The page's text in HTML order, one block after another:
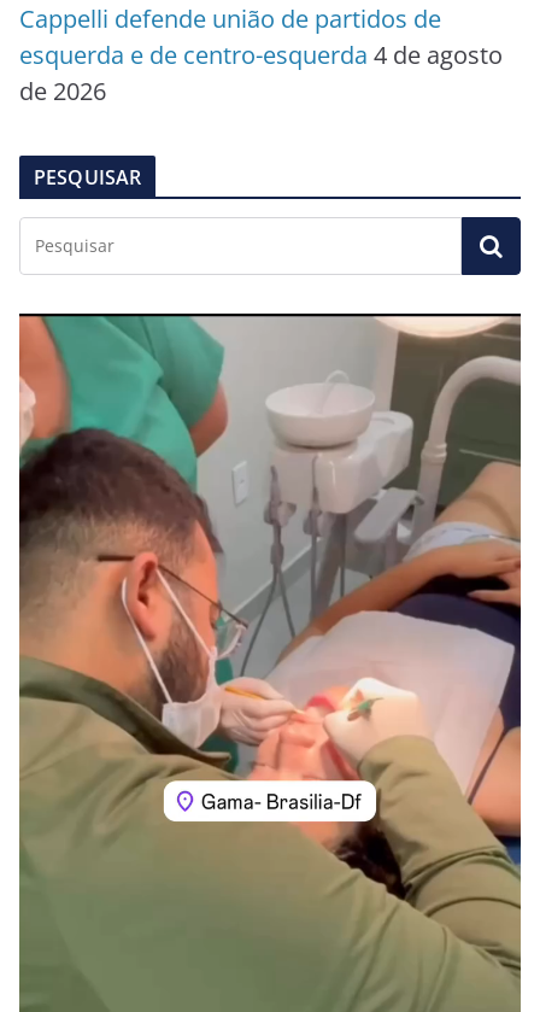
Cappelli defende união de partidos de
esquerda e de centro-esquerda 4 de agosto
de 2026
PESQUISAR